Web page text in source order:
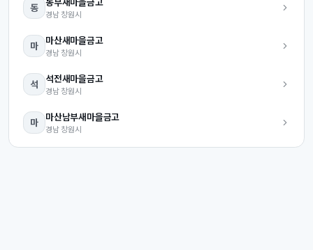
동 경남 창원시
마 마산새마을금고
경남 창원시
석 석전새마을금고
경남 창원시
마 마산남부새마을금고
경남 창원시